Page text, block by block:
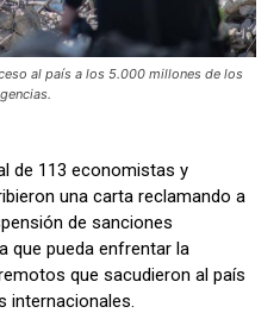
al país a los 5.000 millones de los
de 113 economistas y
una carta reclamando a
de sanciones
que pueda enfrentar la
que sacudieron al país
internacionales.